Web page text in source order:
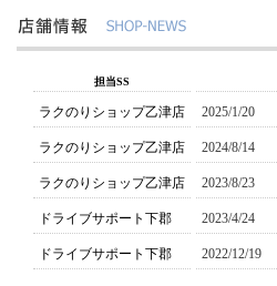
担当SS
ラクのりショップ乙津店 2025/1/20
ラクのりショップ乙津店 2024/8/14
ラクのりショップ乙津店 2023/8/23
ドライブサポート下郡 2023/4/24
ドライブサポート下郡 2022/12/19